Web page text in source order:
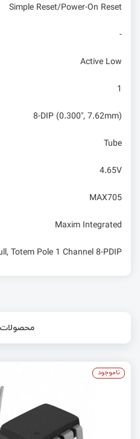
Simple Reset/Power-On Reset
-
Active Low
1
8-DIP (0.300", 7.62mm)
Tube
4.65V
MAX705
Maxim Integrated
Totem Pole 1 Channel 8-PDIP
ناموجود